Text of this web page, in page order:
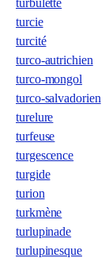
turbulette
turcie
turcité
turco-autrichien
turco-mongol
turco-salvadorien
turelure
turfeuse
turgescence
turgide
turion
turkmène
turlupinade
turlupinesque